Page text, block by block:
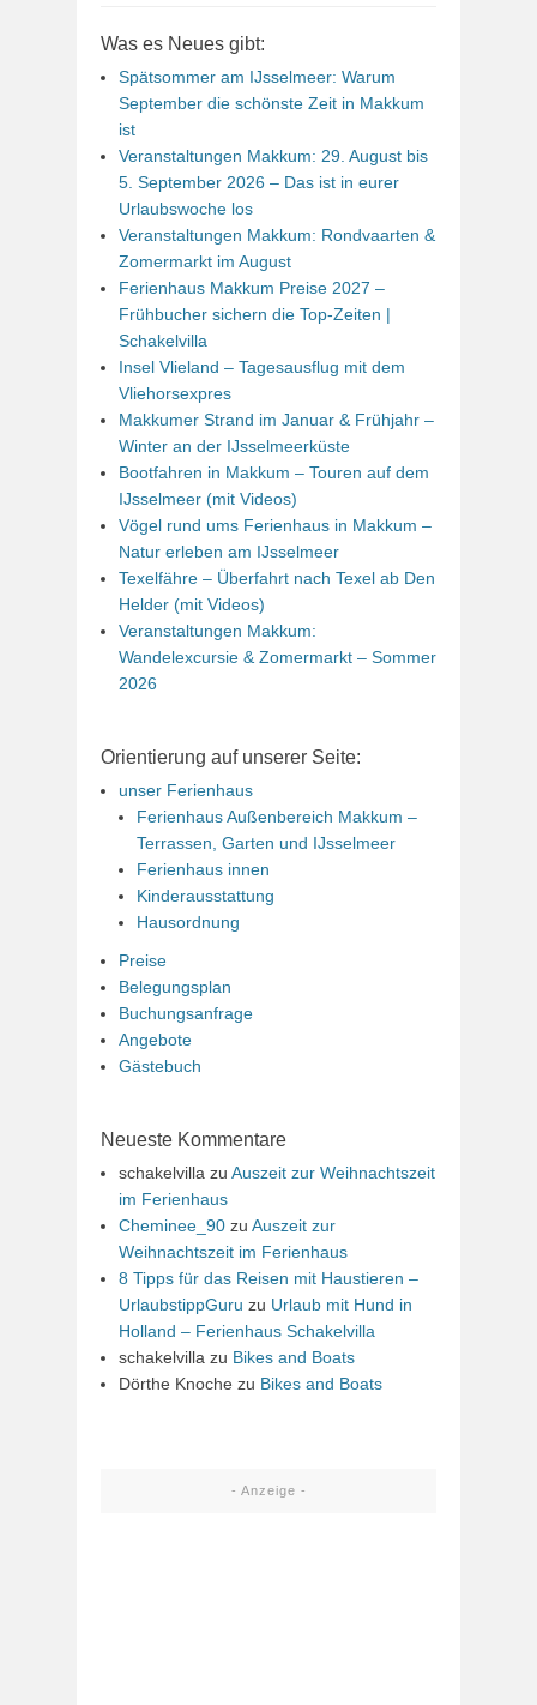
Was es Neues gibt:
Spätsommer am IJsselmeer: Warum
September die schönste Zeit in Makkum
ist
Veranstaltungen Makkum: 29. August bis
5. September 2026 – Das ist in eurer
Urlaubswoche los
Veranstaltungen Makkum: Rondvaarten &
Zomermarkt im August
Ferienhaus Makkum Preise 2027 –
Frühbucher sichern die Top-Zeiten |
Schakelvilla
Insel Vlieland – Tagesausflug mit dem
Vliehorsexpres
Makkumer Strand im Januar & Frühjahr –
Winter an der IJsselmeerküste
Bootfahren in Makkum – Touren auf dem
IJsselmeer (mit Videos)
Vögel rund ums Ferienhaus in Makkum –
Natur erleben am IJsselmeer
Texelfähre – Überfahrt nach Texel ab Den
Helder (mit Videos)
Veranstaltungen Makkum:
Wandelexcursie & Zomermarkt – Sommer
2026
Orientierung auf unserer Seite:
unser Ferienhaus
Ferienhaus Außenbereich Makkum –
Terrassen, Garten und IJsselmeer
Ferienhaus innen
Kinderausstattung
Hausordnung
Preise
Belegungsplan
Buchungsanfrage
Angebote
Gästebuch
Neueste Kommentare
schakelvilla zu Auszeit zur Weihnachtszeit
im Ferienhaus
Cheminee_90 zu Auszeit zur
Weihnachtszeit im Ferienhaus
8 Tipps für das Reisen mit Haustieren –
UrlaubstippGuru zu Urlaub mit Hund in
Holland – Ferienhaus Schakelvilla
schakelvilla zu Bikes and Boats
Dörthe Knoche zu Bikes and Boats
- Anzeige -